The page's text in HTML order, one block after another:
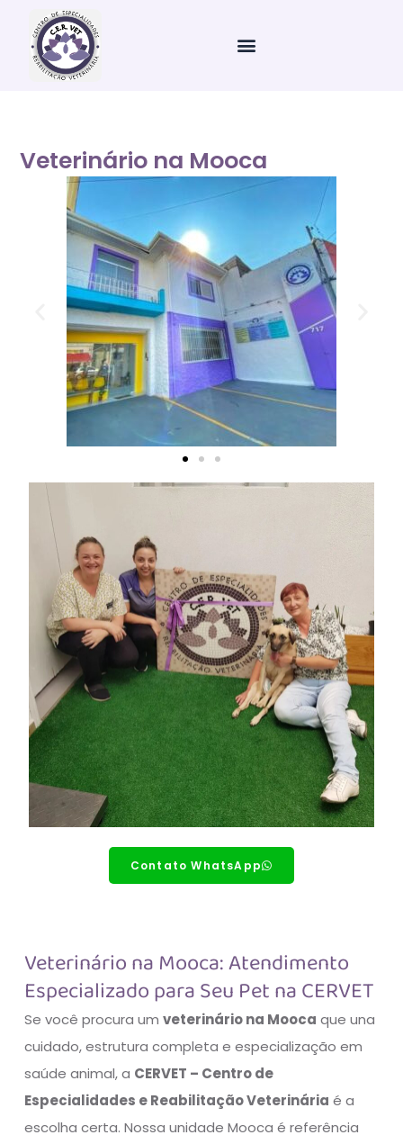
para
Veterinário na Mooca
Contato WhatsApp
Veterinário na Mooca: Atendimento
Especializado para Seu Pet na CERVET
Se você procura um veterinário na Mooca que una
cuidado, estrutura completa e especialização em
saúde animal, a CERVET – Centro de
Especialidades e Reabilitação Veterinária é a
escolha certa. Nossa unidade Mooca é referência